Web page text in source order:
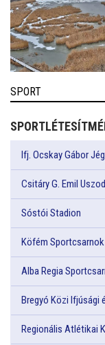
SPORT
Ifj. Ocskay Gábor
Csitáry G. Emil
Sóstói Stadion
Köfém Sportcsarnok
Alba Regia
Bregyó Közi Ifjúsági
Regionális Atlétikai